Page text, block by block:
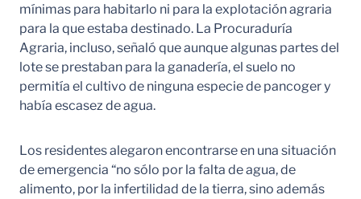
mínimas para habitarlo ni para la explotación agraria
para la que estaba destinado. La Procuraduría
Agraria, incluso, señaló que aunque algunas partes del
lote se prestaban para la ganadería, el suelo no
permitía el cultivo de ninguna especie de pancoger y
había escasez de agua.
Los residentes alegaron encontrarse en una situación
de emergencia “no sólo por la falta de agua, de
alimento, por la infertilidad de la tierra, sino además